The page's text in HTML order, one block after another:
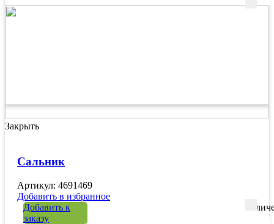
Закрыть
Сальник
Артикул: 4691469
Добавить в избранное
Добавить к
заказу